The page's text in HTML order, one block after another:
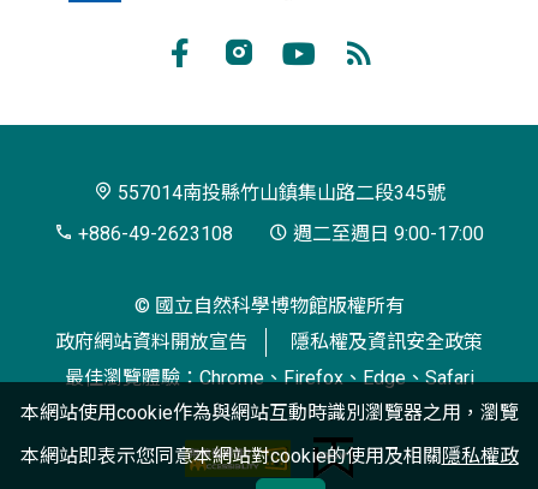
存
閱
557014南投縣竹山鎮集山路二段345號
+886-49-2623108
週二至週日 9:00-17:00
© 國立自然科學博物館版權所有
政府網站資料開放宣告
隱私權及資訊安全政策
最佳瀏覽體驗：Chrome、Firefox、Edge、Safari
本網站使用cookie作為與網站互動時識別瀏覽器之用，瀏覽
本網站即表示您同意本網站對cookie的使用及相關隱私權政